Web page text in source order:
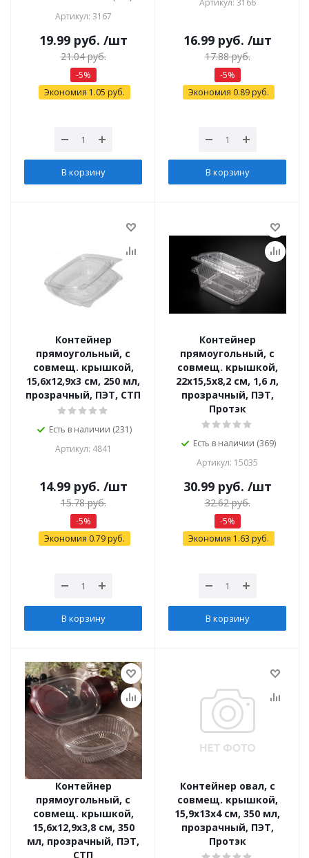
Артикул: 3167
19.99руб. /шт
21.04руб.
-5%
Экономия 1.05 руб.
В корзину
Артикул: 3166
16.99руб. /шт
17.88руб.
-5%
Экономия 0.89руб.
В корзину
Контейнер
прямоугольный, с
совмещ. крышкой,
15,6х12,9х3 см, 250 мл,
прозрачный, ПЭТ, СТП
Есть в наличии (231)
Артикул: 4841
14.99руб. /шт
15.78руб.
-5%
Экономия 0.79руб.
В корзину
Контейнер
прямоугольный, с
совмещ. крышкой,
22х15,5х8,2 см, 1,6 л,
прозрачный, ПЭТ,
Протэк
Есть в наличии (369)
Артикул: 15035
30.99руб. /шт
32.62руб.
-5%
Экономия 1.63 руб.
В корзину
Контейнер
прямоугольный, с
совмещ. крышкой,
15,6х12,9х3,8 см, 350
мл, прозрачный, ПЭТ,
СТП
Контейнер овал, с
совмещ. крышкой,
15,9х13х4 см, 350 мл,
прозрачный, ПЭТ,
Протэк